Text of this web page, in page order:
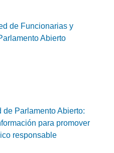
de Funcionarias y
Abierto
Parlamento Abierto:
para promover
responsable